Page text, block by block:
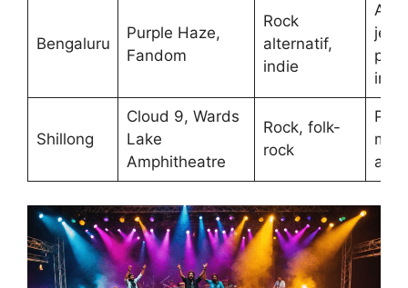
Bengaluru
Purple Haze,
Fandom
Rock
alternatif,
indie
Shillong
Cloud 9, Wards
Lake
Amphitheatre
Rock, folk-
rock